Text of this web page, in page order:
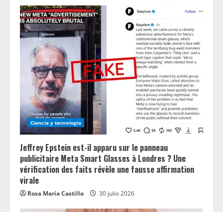
Ciencia y tecnologia
Jeffrey Epstein est-il apparu sur le panneau
publicitaire Meta Smart Glasses à Londres ? Une
vérification des faits révèle une fausse affirmation
virale
Rosa María Castillo 30 julio 2026